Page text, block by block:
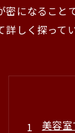
になるこ
しく探って
美容